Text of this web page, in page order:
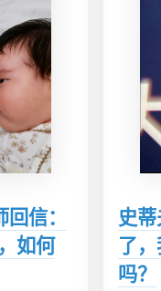
信：
如何
史
了
吗？